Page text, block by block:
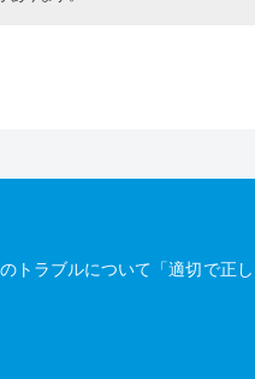
ラブルについて「適切で正